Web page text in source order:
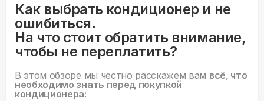
Как выбрать кондиционер и не
ошибиться.
На что стоит обратить внимание,
чтобы не переплатить?
В этом обзоре мы честно расскажем вам всё, что
необходимо знать перед покупкой
кондиционера: